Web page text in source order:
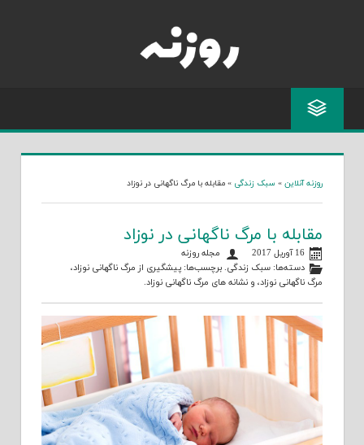
روزنه آنلاین » سبک زندگی » مقابله با مرگ ناگهانی در نوزاد
مقابله با مرگ ناگهانی در نوزاد
16 آوریل 2017
مجله روزنه
دسته‌ها:سبک زندگی. برچسب‌ها:پیشگیری از مرگ ناگهانی نوزاد،
مرگ ناگهانی نوزاد، و نشانه های مرگ ناگهانی نوزاد.